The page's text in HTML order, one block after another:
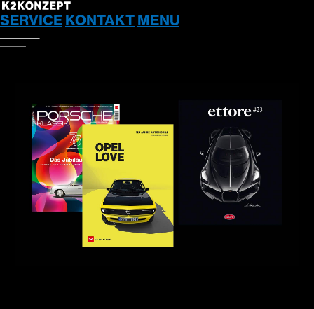
SERVICE KONTAKT MENU
KONZEPTION
KREATION & DESIGN
PRODUKTDESIGN &
ENTWICKLUNG
3D, CGI & VISUAL ENGINEERING
DIGITAL MEDIA & CONTENT
POSTPRODUKTION & HIGH-END-